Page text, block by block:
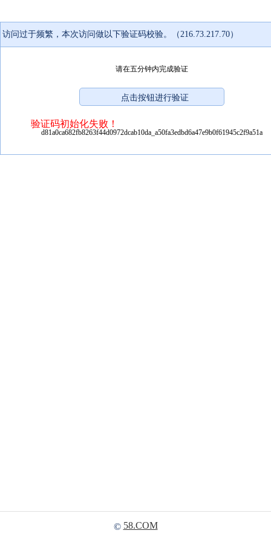
访问过于频繁，本次访问做以下验证码校验。（216.73.217.70）
请在五分钟内完成验证
验证码初始化失败！
d81a0ca682fb8263f44d0972dcab10da_a50fa3edbd6a47e9b0f61945c2f9a51a
© 58.COM